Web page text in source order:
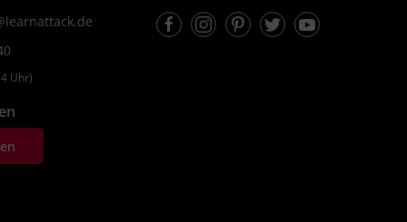
Uhr)
FacebookInstagramPinterestTwitterYoutube